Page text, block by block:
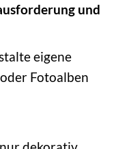
und
eigene
Fotoalben